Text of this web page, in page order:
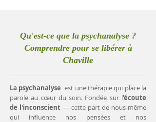
Qu'est-ce que la psychanalyse ?
Comprendre pour se libérer à
Chaville
La psychanalyse est une thérapie qui place la
parole au cœur du soin. Fondée sur l'écoute
de l'inconscient— cette part de nous-même
qui influence nos pensées et nos